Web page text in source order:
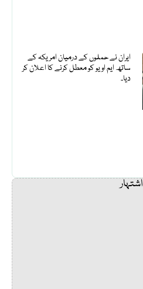
ایران نے حملوں کے درمیان امریکہ کے
ساتھ ایم او یو کو معطل کرنے کا اعلان کر
دیا۔
اشتہار